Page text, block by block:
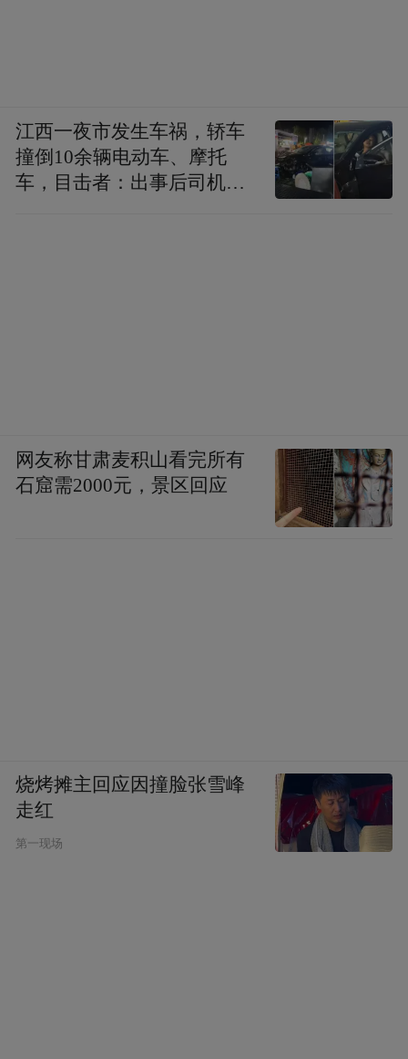
江西一夜市发生车祸，轿车
撞倒10余辆电动车、摩托
车，目击者：出事后司机一
网友称甘肃麦积山看完所有
石窟需2000元，景区回应
烧烤摊主回应因撞脸张雪峰
走红
第一现场